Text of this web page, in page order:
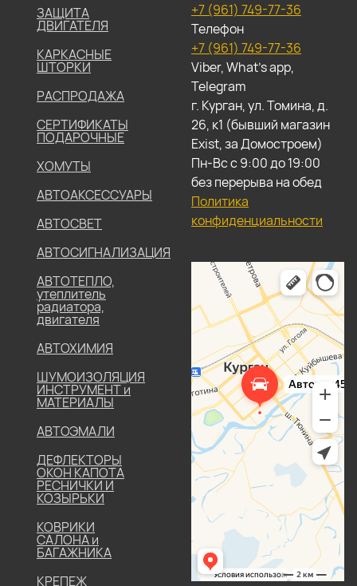
ЗАЩИТА
ДВИГАТЕЛЯ
КАРКАСНЫЕ
ШТОРКИ
РАСПРОДАЖА
СЕРТИФИКАТЫ
ПОДАРОЧНЫЕ
ХОМУТЫ
АВТОАКСЕССУАРЫ
АВТОСВЕТ
АВТОСИГНАЛИЗАЦИЯ
АВТОТЕПЛО,
утеплитель
радиатора,
двигателя
АВТОХИМИЯ
ШУМОИЗОЛЯЦИЯ
ИНСТРУМЕНТ и
МАТЕРИАЛЫ
АВТОЭМАЛИ
ДЕФЛЕКТОРЫ
ОКОН КАПОТА
РЕСНИЧКИ И
КОЗЫРЬКИ
КОВРИКИ
САЛОНА и
БАГАЖНИКА
КРЕПЕЖ
+7 (961) 749-77-36
Телефон
+7 (961) 749-77-36
Viber, What's app,
Telegram
г. Курган, ул. Томина, д.
26, к1 (бывший магазин
Exist, за Домостроем)
Пн-Вс с 9:00 до 19:00
без перерыва на обед
Политика
конфиденциальности